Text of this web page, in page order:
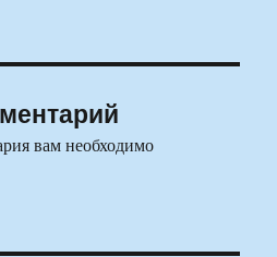
вам необходимо